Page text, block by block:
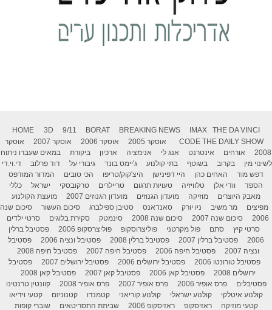
HOME 3D 9/11 BORAT BREAKING NEWS IMAX
THE DA VINCI
CODE THE DAILY SHOW אוסקר 2005 אוסקר 2006 אוסקר 2007
אוסקר
2008
אורחים אינטרנט אנג לי אנימציה ארכיון ביקורת
במאים שעברו ניתוח
לשינוי מין
בקרוב בשוטף בתי קולנוע ג'יימס בונד גיבורי על דוד פרלוב
די.וי.די
דפש מוד
האחים כהן היי דפינישן היצ'קוק/טריפו הכי טובים
המדור המודפס
הספד
וודי אלן טלוויזיה טעויות תרגום טריילרים טרקובסקי ישראל
כללי
מאבק היוצרים
מוזיקה מועדון הגנוזים מועדון הגנוזים 2007
מועצת הקולנוע
מפיצים
מר משיב ניו יורק סאנדאנס סטיבן ספילברג סיכום העשור
סיכום שנה
2006
סיכום שנה 2007 סיכום שנה 2008 סינמטק סקירת בלוגים
סרטי ילדים
סרטי קיץ
סתם פול מקרטני פוליצרוסקופ פוליצרסקופ 2006
פסטיבל ברלין
2006
פסטיבל ברלין 2007 פסטיבל ברלין 2008 פסטיבל ונציה 2006
פסטיבל
ונציה 2007
פסטיבל חיפה 2006 פסטיבל חיפה 2007
פסטיבל חיפה 2008
פסטיבל טורונטו 2006
פסטיבל ירושלים 2006 פסטיבל ירושלים 2007
פסטיבל
ירושלים 2008
פסטיבל קאן 2006 פסטיבל קאן 2007
פסטיבל קאן 2008
פסטיבלים
פרס אופיר 2006 פרס אופיר 2007 פרס אופיר 2008
קוונטין טרנטינו
קולנוע איטלקי
קולנוע ישראלי קולנוע קוריאני קטמנדו קטנוניזם
קטעי וידיאו
קטעי מוזיקה
ראזיסקופ ראזיסקופ 2006 שביתת התסריטאים שוברי קופות